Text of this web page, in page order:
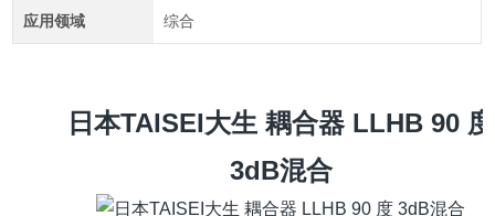
应用领域 综合
日本TAISEI大生 耦合器 LLHB 90 度
3dB混合